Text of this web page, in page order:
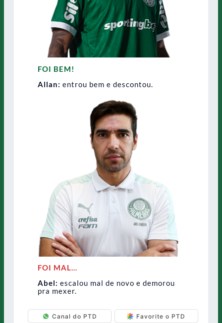
FOI BEM!
Allan: entrou bem e descontou.
FOI MAL…
Abel: escalou mal de novo e demorou
pra mexer.
Canal do PTD Favorite o PTD